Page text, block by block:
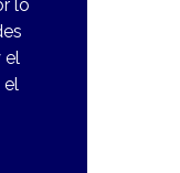
lo
el